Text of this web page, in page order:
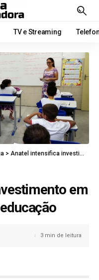
TV e Streaming
> Anatel intensifica investimento em conectividade para educação
em
3 min de leitura